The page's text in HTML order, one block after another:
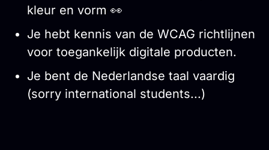
kleur en vorm 👀
Je hebt kennis van de WCAG richtlijnen
voor toegankelijk digitale producten.
Je bent de Nederlandse taal vaardig
(sorry international students...)